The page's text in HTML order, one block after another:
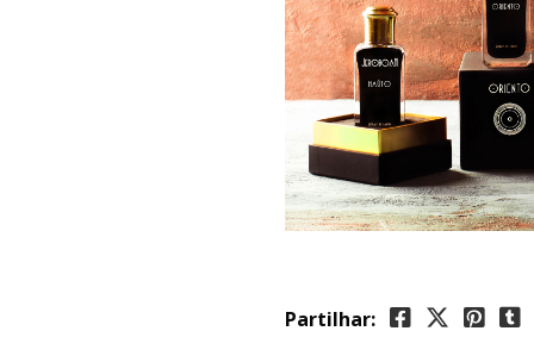
Partilhar: